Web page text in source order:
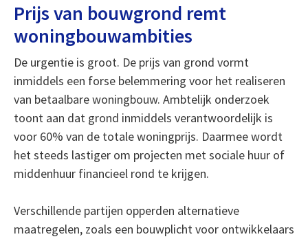
Prijs van bouwgrond remt
woningbouwambities
De urgentie is groot. De prijs van grond vormt
inmiddels een forse belemmering voor het realiseren
van betaalbare woningbouw. Ambtelijk onderzoek
toont aan dat grond inmiddels verantwoordelijk is
voor 60% van de totale woningprijs. Daarmee wordt
het steeds lastiger om projecten met sociale huur of
middenhuur financieel rond te krijgen.
Verschillende partijen opperden alternatieve
maatregelen, zoals een bouwplicht voor ontwikkelaars